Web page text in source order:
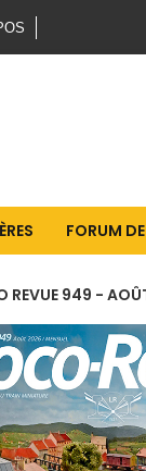
FORUM
REVUE 949 -